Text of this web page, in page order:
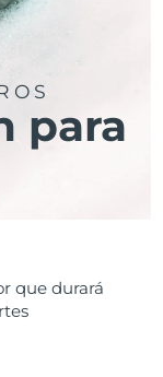
para
que durará